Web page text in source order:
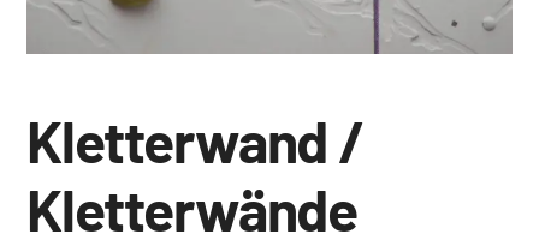
Kletterwand /
Kletterwände